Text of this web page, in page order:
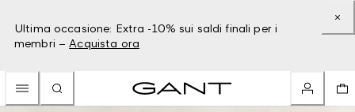
Ultima occasione: Extra -10% sui saldi finali per i
membri – Acquista ora